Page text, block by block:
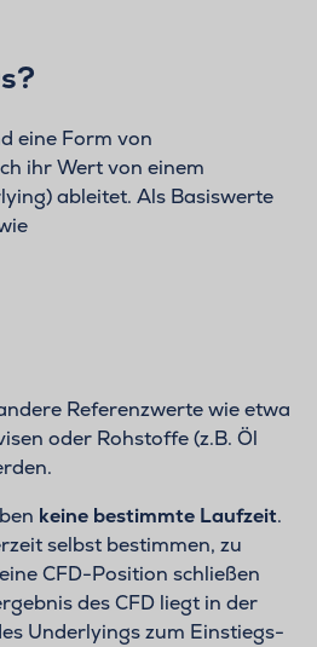
eine Form von
ihr Wert von einem
ableitet. Als Basiswerte
Referenzwerte wie etwa
oder Rohstoffe (z.B. Öl
keine bestimmte Laufzeit.
selbst bestimmen, zu
CFD-Position schließen
des CFD liegt in der
Underlyings zum Einstiegs-